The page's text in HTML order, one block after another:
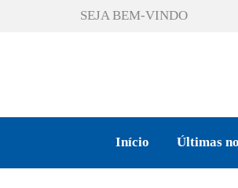
SEJA BEM-VINDO
Início Últimas